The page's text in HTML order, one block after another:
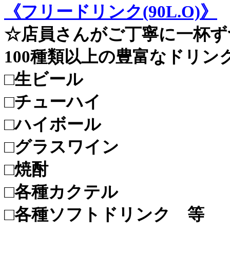
《フリードリンク(90L.O)》
☆店員さんがご丁寧に一杯
100種類以上の豊富なドリン
□生ビール
□チューハイ
□ハイボール
□グラスワイン
□焼酎
□各種カクテル
□各種ソフトドリンク 等